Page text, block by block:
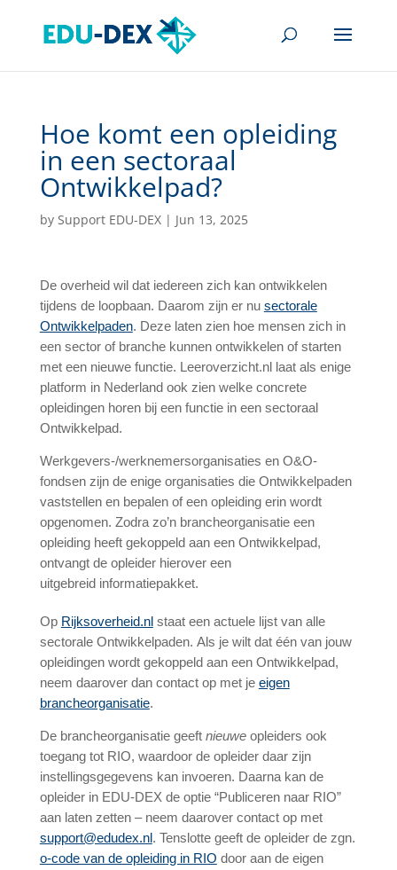
Hoe komt een opleiding
in een sectoraal
Ontwikkelpad?
by Support EDU-DEX| Jun 13, 2025
De overheid wil dat iedereen zich kan ontwikkelen
tijdens de loopbaan. Daarom zijn er nu sectorale
Ontwikkelpaden. Deze laten zien hoe mensen zich in
een sector of branche kunnen ontwikkelen of starten
met een nieuwe functie. Leeroverzicht.nl laat als enige
platform in Nederland ook zien welke concrete
opleidingen horen bij een functie in een sectoraal
Ontwikkelpad.
Werkgevers-/werknemersorganisaties en O&O-
fondsen zijn de enige organisaties die Ontwikkelpaden
vaststellen en bepalen of een opleiding erin wordt
opgenomen. Zodra zo’n brancheorganisatie een
opleiding heeft gekoppeld aan een Ontwikkelpad,
ontvangt de opleider hierover een
uitgebreid informatiepakket.
Op Rijksoverheid.nlstaat een actuele lijst van alle
sectorale Ontwikkelpaden. Als je wilt dat één van jouw
opleidingen wordt gekoppeld aan een Ontwikkelpad,
neem daarover dan contact op met je eigen
brancheorganisatie.
De brancheorganisatie geeft nieuweopleiders ook
toegang tot RIO, waardoor de opleider daar zijn
instellingsgegevens kan invoeren. Daarna kan de
opleider in EDU-DEX de optie “Publiceren naar RIO”
aan laten zetten – neem daarover contact op met
support@edudex.nl. Tenslotte geeft de opleider de zgn.
o-code van de opleiding in RIO door aan de eigen